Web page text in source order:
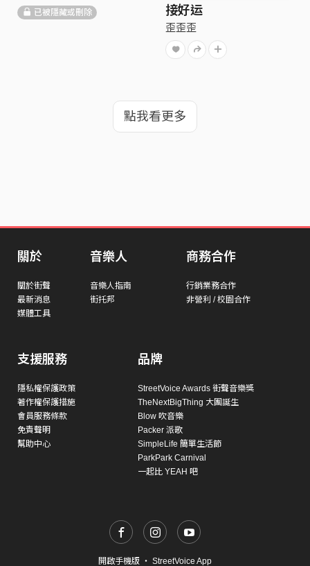
已被隱藏或刪除 接好运
歪歪歪
點我看更多
關於
關於街聲
最新消息
媒體工具
音樂人
音樂人指南
街托邦
商務合作
行銷業務合作
非營利 / 校園合作
支援服務
隱私權保護政策
著作權保護措施
會員服務條款
免責聲明
幫助中心
品牌
StreetVoice Awards 街聲音樂獎
TheNextBigThing 大團誕生
Blow 吹音樂
Packer 派歌
SimpleLife 簡單生活節
ParkPark Carnival
一起比 YEAH 吧
開啟手機版 ・ StreetVoice App